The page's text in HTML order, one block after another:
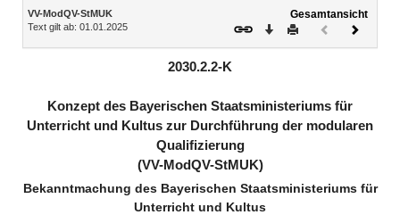
Inhalt
VV-ModQV-StMUK
Text gilt ab: 01.01.2025
Gesamtansicht
Download
DruckenVorheriges
2030.2.2-K
Konzept des Bayerischen Staatsministeriums für
Unterricht und Kultus zur Durchführung der modularen
Qualifizierung
(VV-ModQV-StMUK)
Bekanntmachung des Bayerischen Staatsministeriums für
Unterricht und Kultus